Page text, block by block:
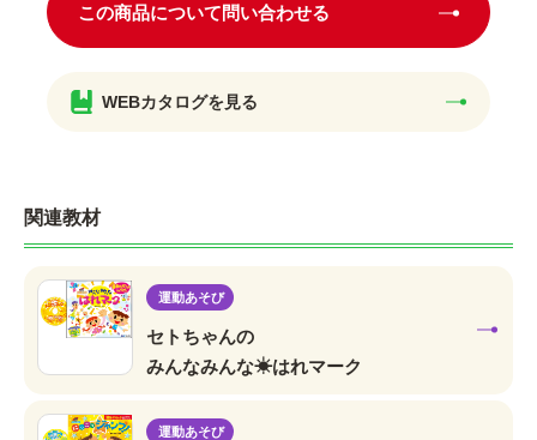
この商品について問い合わせる
WEBカタログを見る
関連教材
運動あそび
セトちゃんの
みんなみんな☀はれマーク
運動あそび